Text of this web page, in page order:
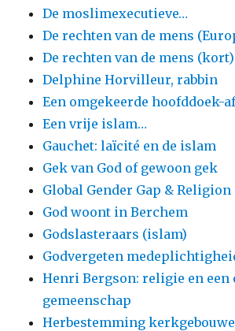
De moslimexecutieve…
De rechten van de mens
De rechten van de mens (kort)
Delphine Horvilleur, rabbin
Een omgekeerde hoofddoek-
Een vrije islam…
Gauchet: laïcité en de islam
Gek van God of gewoon gek
Global Gender Gap & Religion
God woont in Berchem
Godslasteraars (islam)
Godvergeten
Henri Bergson: religie en een
gemeenschap
Herbestemming